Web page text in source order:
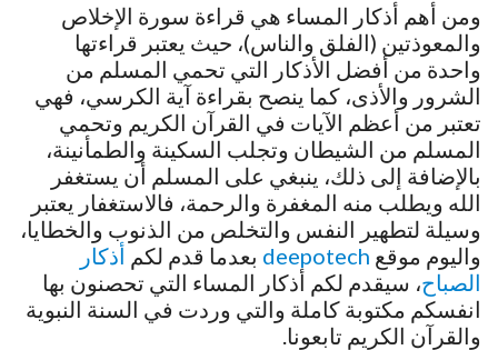
ومن أهم أذكار المساء هي قراءة سورة الإخلاص
والمعوذتين (الفلق والناس)، حيث يعتبر قراءتها
واحدة من أفضل الأذكار التي تحمي المسلم من
الشرور والأذى، كما ينصح بقراءة آية الكرسي، فهي
تعتبر من أعظم الآيات في القرآن الكريم وتحمي
المسلم من الشيطان وتجلب السكينة والطمأنينة،
بالإضافة إلى ذلك، ينبغي على المسلم أن يستغفر
الله ويطلب منه المغفرة والرحمة، فالاستغفار يعتبر
وسيلة لتطهير النفس والتخلص من الذنوب والخطايا،
واليوم موقع deepotech بعدما قدم لكم أذكار
الصباح، سيقدم لكم أذكار المساء التي تحصنون بها
انفسكم مكتوبة كاملة والتي وردت في السنة النبوية
والقرآن الكريم تابعونا.